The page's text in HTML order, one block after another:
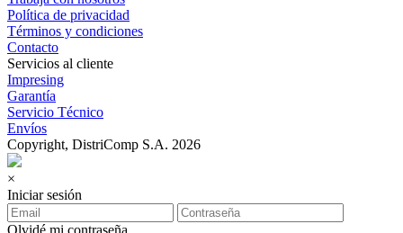
Política de privacidad
Términos y condiciones
Contacto
Servicios al cliente
Impresing
Garantía
Servicio Técnico
Envíos
Copyright, DistriComp S.A. 2026
×
Iniciar sesión
Olvidé mi contraseña